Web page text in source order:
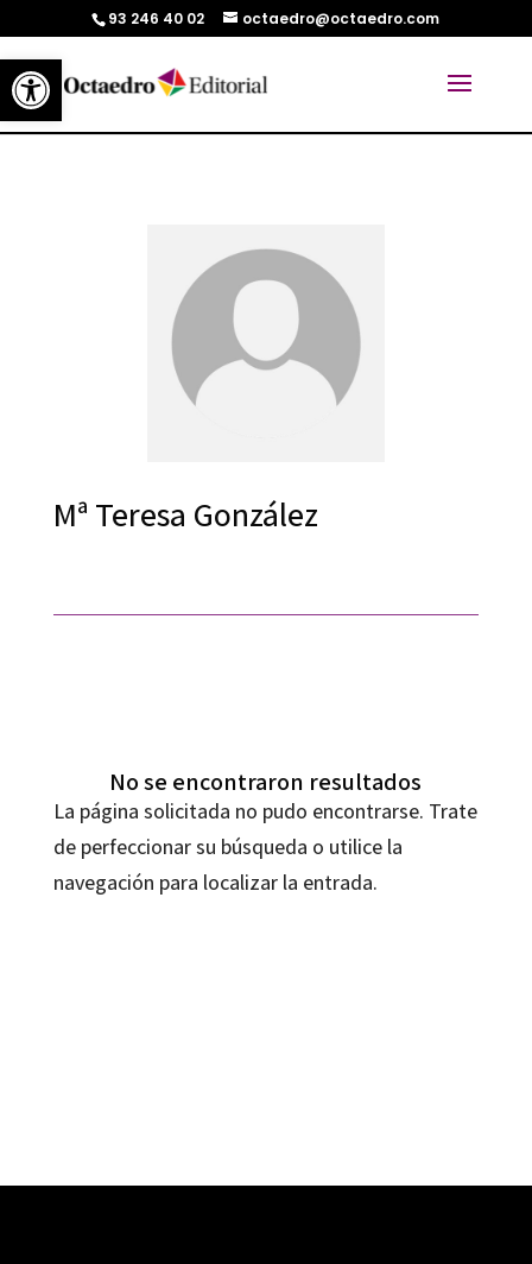
Abrir barra de herramientas
93 246 40 02 octaedro@octaedro.com
Mª Teresa González
No se encontraron resultados
La página solicitada no pudo encontrarse. Trate
de perfeccionar su búsqueda o utilice la
navegación para localizar la entrada.